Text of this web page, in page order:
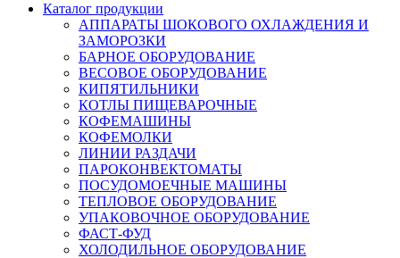
Каталог продукции
АППАРАТЫ ШОКОВОГО ОХЛАЖДЕНИЯ И
ЗАМОРОЗКИ
БАРНОЕ ОБОРУДОВАНИЕ
ВЕСОВОЕ ОБОРУДОВАНИЕ
КИПЯТИЛЬНИКИ
КОТЛЫ ПИЩЕВАРОЧНЫЕ
КОФЕМАШИНЫ
КОФЕМОЛКИ
ЛИНИИ РАЗДАЧИ
ПАРОКОНВЕКТОМАТЫ
ПОСУДОМОЕЧНЫЕ МАШИНЫ
ТЕПЛОВОЕ ОБОРУДОВАНИЕ
УПАКОВОЧНОЕ ОБОРУДОВАНИЕ
ФАСТ-ФУД
ХОЛОДИЛЬНОЕ ОБОРУДОВАНИЕ